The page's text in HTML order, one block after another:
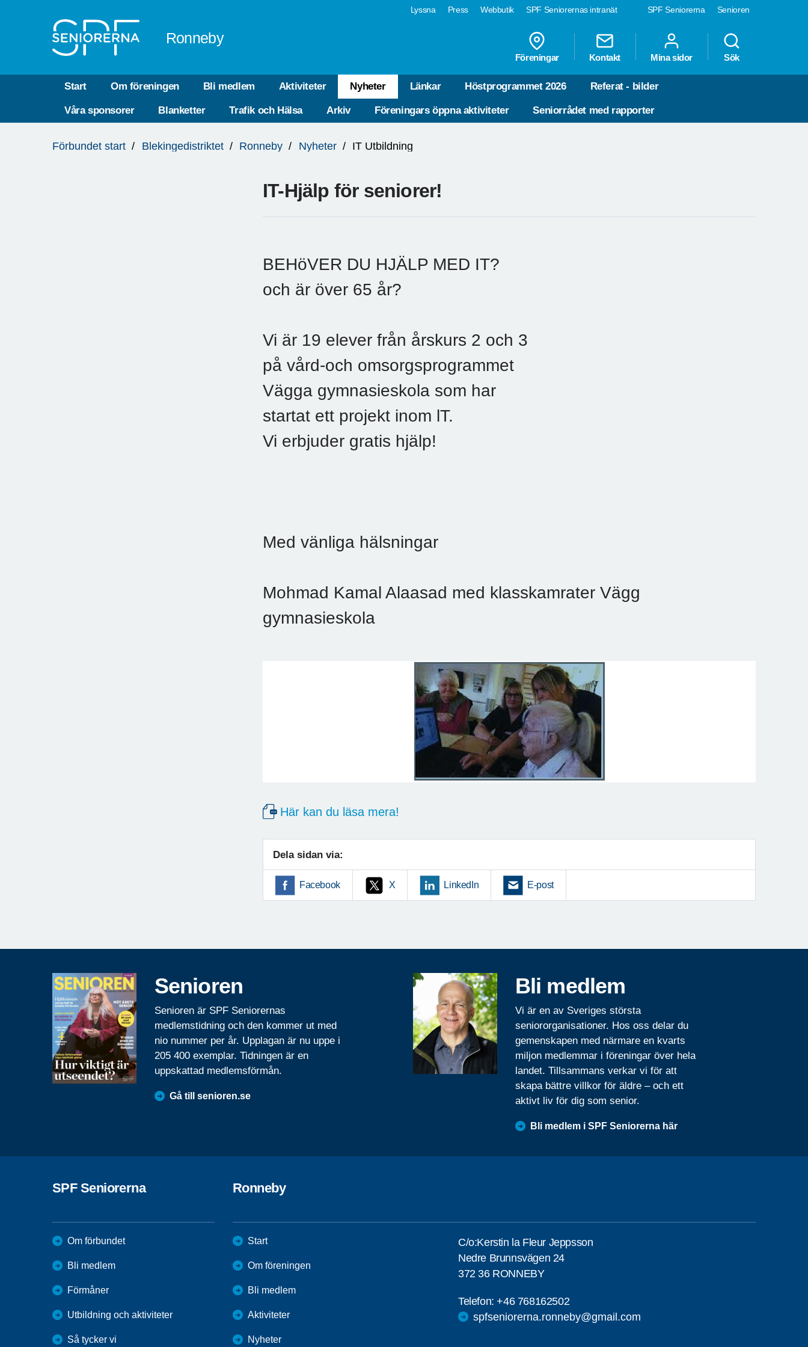
SPF Seniorerna Senioren
Lyssna Press Webbutik SPF Seniorernas intranät
Ronneby
Föreningar Kontakt Mina sidor Sök
Start Om föreningen Bli medlem Aktiviteter Nyheter Länkar Höstprogrammet 2026 Referat - bilder
Våra sponsorer Blanketter Trafik och Hälsa Arkiv Föreningars öppna aktiviteter Seniorrådet med rapporter
är
Förbundet start Blekingedistriktet Ronneby Nyheter IT Utbildning
IT-Hjälp för seniorer!
BEHöVER DU HJÄLP MED IT?
och är över 65 år?
Vi är 19 elever från årskurs 2 och 3
på vård-och omsorgsprogrammet
Vägga gymnasieskola som har
startat ett projekt inom lT.
Vi erbjuder gratis hjälp!
Med vänliga hälsningar
Mohmad Kamal Alaasad med klasskamrater Vägg
gymnasieskola
Här kan du läsa mera!
Dela sidan via:
Facebook X LinkedIn E-post
Senioren
Senioren är SPF Seniorernas
medlemstidning och den kommer ut med
nio nummer per år. Upplagan är nu uppe i
205 400 exemplar. Tidningen är en
uppskattad medlemsförmån.
Gå till senioren.se
Bli medlem
Vi är en av Sveriges största
seniororganisationer. Hos oss delar du
gemenskapen med närmare en kvarts
miljon medlemmar i föreningar över hela
landet. Tillsammans verkar vi för att
skapa bättre villkor för äldre – och ett
aktivt liv för dig som senior.
Bli medlem i SPF Seniorerna här
SPF Seniorerna
Om förbundet
Bli medlem
Förmåner
Utbildning och aktiviteter
Så tycker vi
Ronneby
Start
Om föreningen
Bli medlem
Aktiviteter
Nyheter
C/o:Kerstin la Fleur Jeppsson
Nedre Brunnsvägen 24
372 36 RONNEBY
Telefon:+46 768162502
spfseniorerna.ronneby@gmail.com